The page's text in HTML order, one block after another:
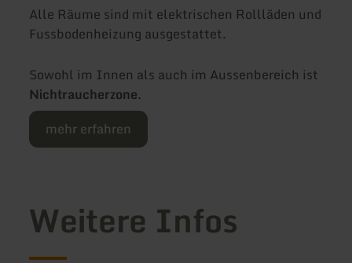
Alle Räume sind mit elektrischen Rollläden und
Fussbodenheizung ausgestattet.
Sowohl im Innen als auch im Aussenbereich ist
Nichtraucherzone.
mehr erfahren
Weitere Infos